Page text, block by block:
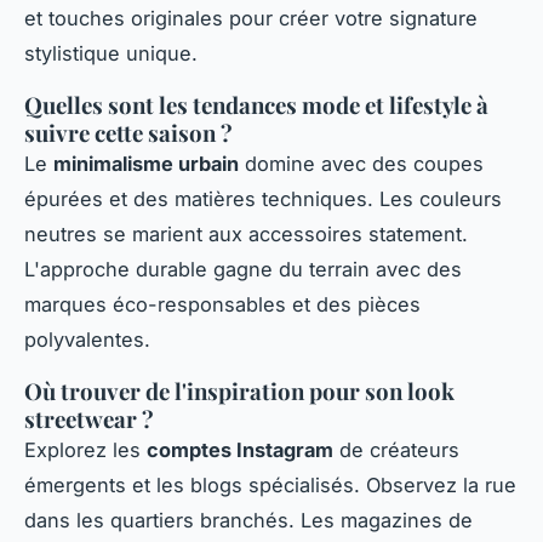
et touches originales pour créer votre signature
stylistique unique.
Quelles sont les tendances mode et lifestyle à
suivre cette saison ?
Le minimalisme urbain domine avec des coupes
épurées et des matières techniques. Les couleurs
neutres se marient aux accessoires statement.
L'approche durable gagne du terrain avec des
marques éco-responsables et des pièces
polyvalentes.
Où trouver de l'inspiration pour son look
streetwear ?
Explorez les comptes Instagram de créateurs
émergents et les blogs spécialisés. Observez la rue
dans les quartiers branchés. Les magazines de